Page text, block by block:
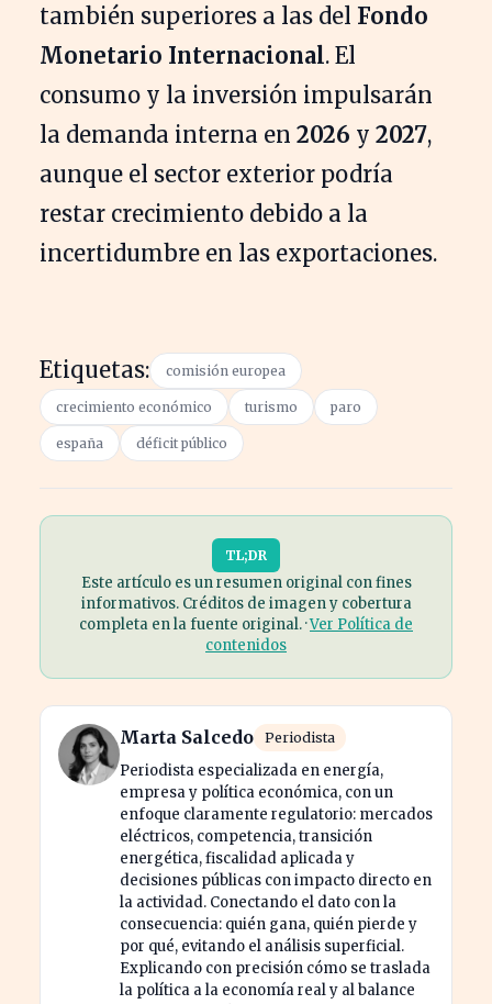
también superiores a las del Fondo
Monetario Internacional. El
consumo y la inversión impulsarán
la demanda interna en 2026 y 2027,
aunque el sector exterior podría
restar crecimiento debido a la
incertidumbre en las exportaciones.
Etiquetas: comisión europea
crecimiento económico turismo paro
españa déficit público
TL;DR
Este artículo es un resumen original con fines
informativos. Créditos de imagen y cobertura
completa en la fuente original. ·Ver Política de
contenidos
Marta Salcedo Periodista
Periodista especializada en energía,
empresa y política económica, con un
enfoque claramente regulatorio: mercados
eléctricos, competencia, transición
energética, fiscalidad aplicada y
decisiones públicas con impacto directo en
la actividad. Conectando el dato con la
consecuencia: quién gana, quién pierde y
por qué, evitando el análisis superficial.
Explicando con precisión cómo se traslada
la política a la economía real y al balance